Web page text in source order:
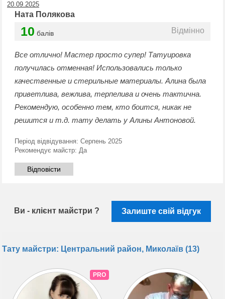
20.09.2025
Ната Полякова
10 балів Відмінно
Все отлично! Мастер просто супер! Татуировка
получилась отменная! Использовались только
качественные и стерильные материалы. Алина была
приветлива, вежлива, терпелива и очень тактична.
Рекомендую, особенно тем, кто боится, никак не
решится и т.д. тату делать у Алины Антоновой.
Період відвідування: Серпень 2025
Рекомендує майстр: Да
Відповісти
Ви - клієнт майстри ? Залиште свій відгук
Тату майстри: Центральний район, Миколаїв (13)
PRO